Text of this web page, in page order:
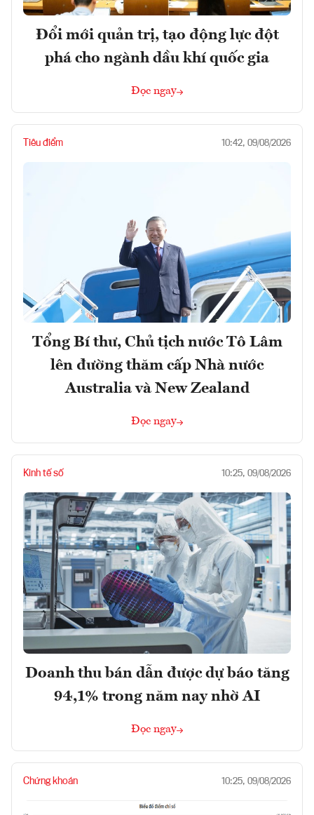
Đổi mới quản trị, tạo động lực đột
phá cho ngành dầu khí quốc gia
Đọc ngay
Tiêu điểm 10:42, 09/08/2026
Tổng Bí thư, Chủ tịch nước Tô Lâm
lên đường thăm cấp Nhà nước
Australia và New Zealand
Đọc ngay
Kinh tế số 10:25, 09/08/2026
Doanh thu bán dẫn được dự báo tăng
94,1% trong năm nay nhờ AI
Đọc ngay
Chứng khoán 10:25, 09/08/2026